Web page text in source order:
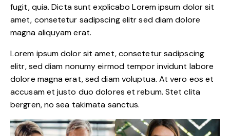
fugit, quia. Dicta sunt explicabo Lorem ipsum dolor sit
amet, consetetur sadipscing elitr sed diam dolore
magna aliquyam erat.
Lorem ipsum dolor sit amet, consetetur sadipscing
elitr, sed diam nonumy eirmod tempor invidunt labore
dolore magna erat, sed diam voluptua. At vero eos et
accusam et justo duo dolores et rebum. Stet clita
bergren, no sea takimata sanctus.